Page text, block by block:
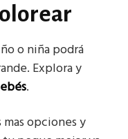
o niña podrá
Explora y
.
opciones y